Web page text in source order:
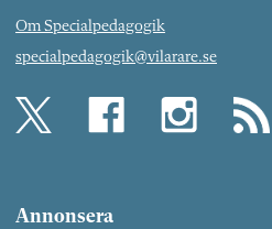
Om Specialpedagogik
specialpedagogik@vilarare.se
Annonsera